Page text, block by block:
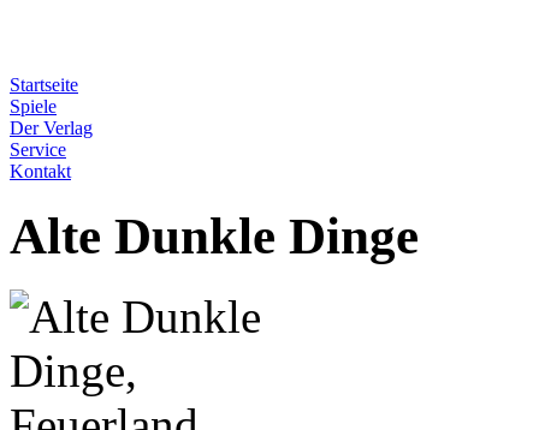
Startseite
Spiele
Der Verlag
Service
Kontakt
Alte Dunkle Dinge